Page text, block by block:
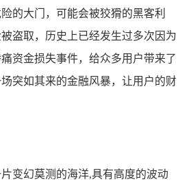
的大门，可能会被狡猾的黑客利
盗取，历史上已经发生过多次因为
资金损失事件，给众多用户带来了
突如其来的金融风暴，让用户的财
变幻莫测的海洋,具有高度的波动